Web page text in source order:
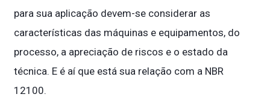
para sua aplicação devem-se considerar as
características das máquinas e equipamentos, do
processo, a apreciação de riscos e o estado da
técnica. E é aí que está sua relação com a NBR
12100.